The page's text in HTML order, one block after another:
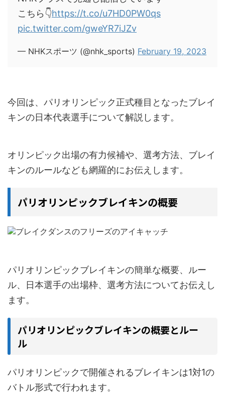
こちら👇https://t.co/u7HD0PW0qs
pic.twitter.com/gweYR7iJZv
— NHKスポーツ (@nhk_sports) February 19, 2023
今回は、パリオリンピック正式種目となったブレイ
キンの日本代表選手について解説します。
オリンピック出場の有力候補や、選考方法、ブレイ
キンのルールなども網羅的にお伝えします。
パリオリンピックブレイキンの概要
パリオリンピックブレイキンの簡単な概要、ルー
ル、日本選手の出場枠、選考方法についてお伝えし
ます。
パリオリンピックブレイキンの概要とルー
ル
パリオリンピックで開催されるブレイキンは1対1の
バトル形式で行われます。